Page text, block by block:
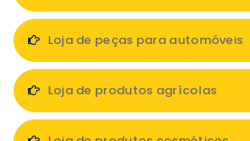
Loja de peças para automóveis
Loja de produtos agrícolas